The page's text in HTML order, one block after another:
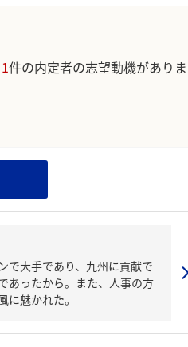
1件の内定者の志望動機がありま
で大手であり、九州に貢献で
あったから。また、人事の方
に魅かれた。